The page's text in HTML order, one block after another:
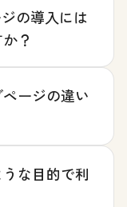
の導入には
？
ージの違い
な目的で利